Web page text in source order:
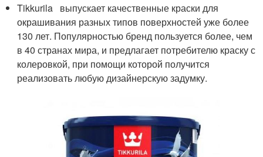
Tikkurila выпускает качественные краски для
окрашивания разных типов поверхностей уже более
130 лет. Популярностью бренд пользуется более, чем
в 40 странах мира, и предлагает потребителю краску с
колеровкой, при помощи которой получится
реализовать любую дизайнерскую задумку.